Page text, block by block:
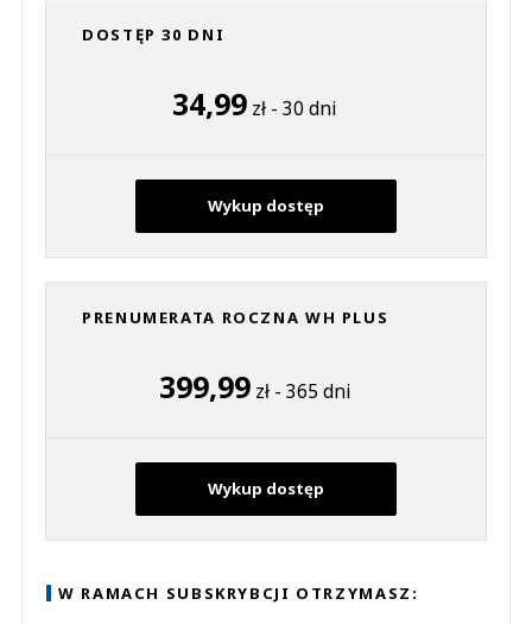
DOSTĘP 30 DNI
34,99 zł - 30 dni
Wykup dostęp
PRENUMERATA ROCZNA WH PLUS
399,99zł - 365 dni
Wykup dostęp
W RAMACH SUBSKRYBCJI OTRZYMASZ: